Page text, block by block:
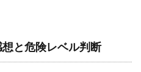
と危険レベル判断